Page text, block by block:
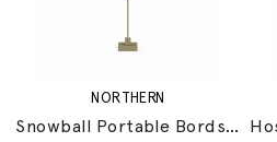
NORTHERN
Snowball Portable Bordslampa Grey Beige